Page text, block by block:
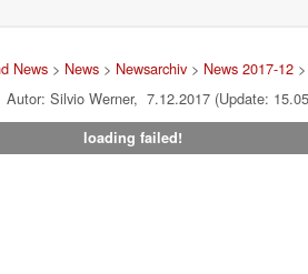
News > News > Newsarchiv > News 2017-12
Autor: Silvio Werner, 7.12.2017 (Update:
loading failed!